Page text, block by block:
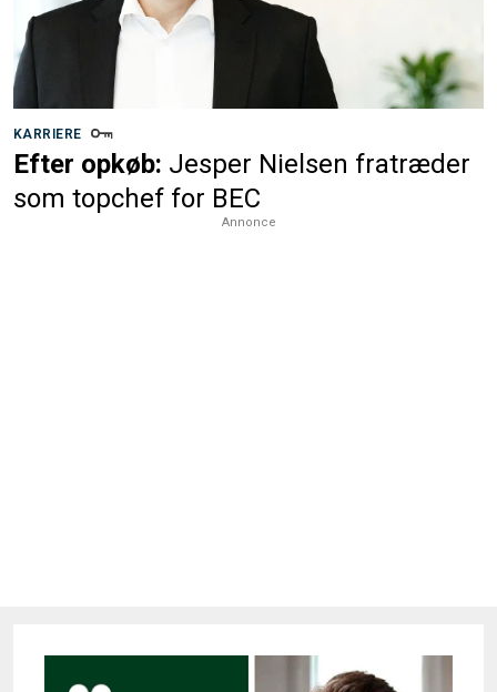
KARRIERE
Efter opkøb: Jesper Nielsen fratræder
som topchef for BEC
Annonce